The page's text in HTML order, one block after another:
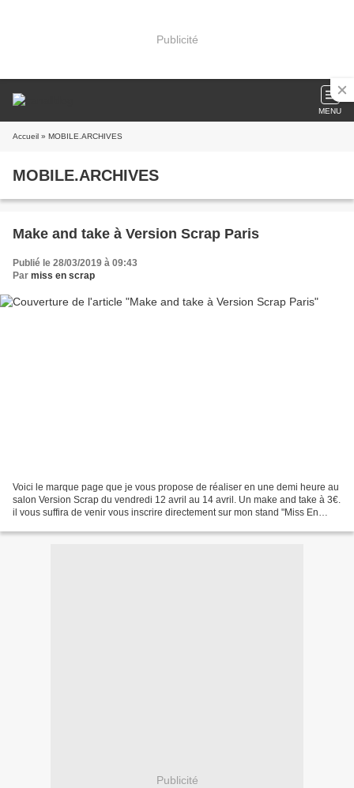
Publicité
MENU
Accueil » MOBILE.ARCHIVES
MOBILE.ARCHIVES
Make and take à Version Scrap Paris
Publié le 28/03/2019 à 09:43
Par miss en scrap
Voici le marque page que je vous propose de réaliser en une demi heure au
salon Version Scrap du vendredi 12 avril au 14 avril. Un make and take à 3€.
il vous suffira de venir vous inscrire directement sur mon stand "Miss En
Publicité